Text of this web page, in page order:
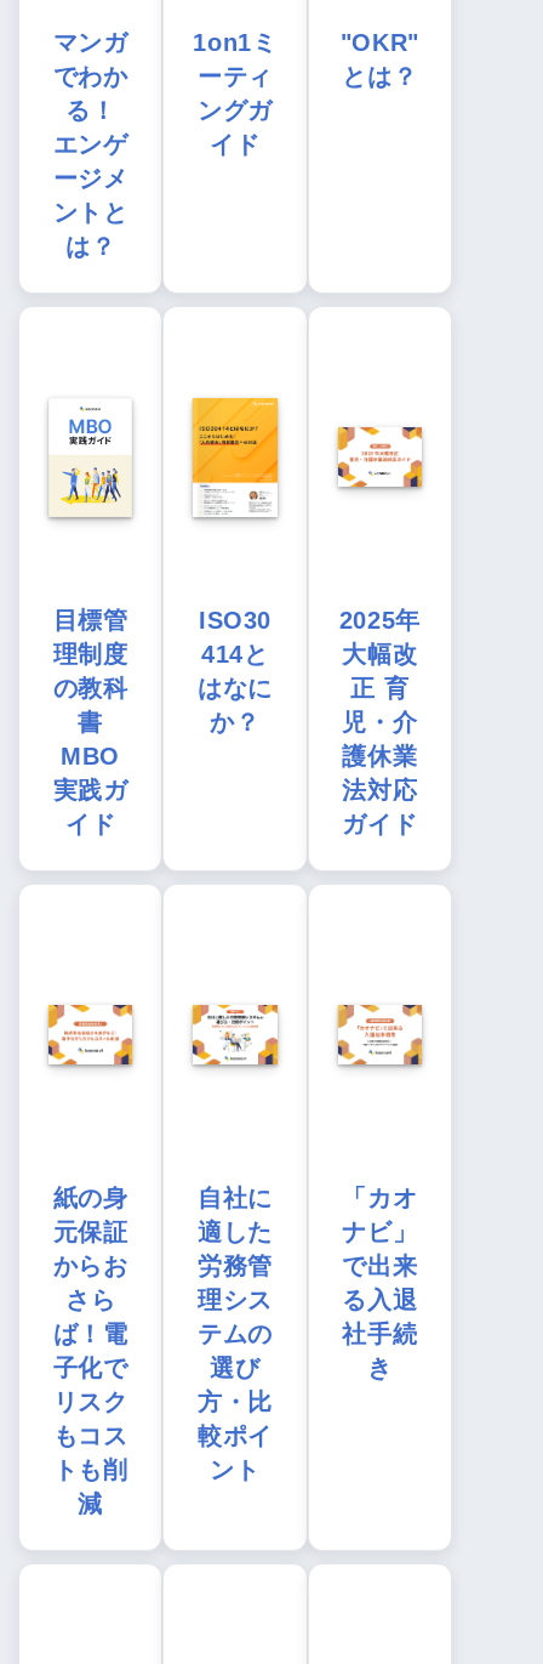
マンガ
でわか
る！
エンゲ
ージメ
ントと
は？
1on1ミ
ーティ
ングガ
イド
"OKR"
とは？
目標管
理制度
の教科
書
MBO
実践ガ
イド
ISO30
414と
はなに
か？
2025年
大幅改
正 育
児・介
護休業
法対応
ガイド
紙の身
元保証
からお
さら
ば！電
子化で
リスク
もコス
トも削
減
自社に
適した
労務管
理シス
テムの
選び
方・比
較ポイ
ント
「カオ
ナビ」
で出来
る入退
社手続
き